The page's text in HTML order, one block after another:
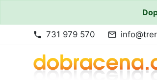
phone 731 979 570 mail_outline